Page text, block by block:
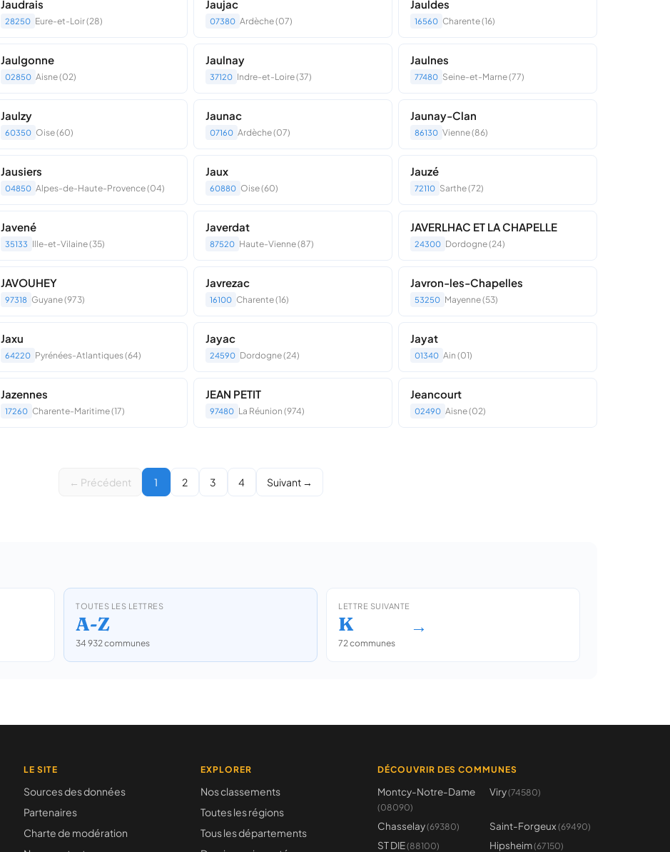
Jaudrais
28250 Eure-et-Loir (28)
Jaujac
07380 Ardèche (07)
Jauldes
16560 Charente (16)
Jaulgonne
02850 Aisne (02)
Jaulnay
37120 Indre-et-Loire (37)
Jaulnes
77480 Seine-et-Marne (77)
Jaulzy
60350 Oise (60)
Jaunac
07160 Ardèche (07)
Jaunay-Clan
86130 Vienne (86)
Jausiers
04850 Alpes-de-Haute-Provence (04)
Jaux
60880 Oise (60)
Jauzé
72110 Sarthe (72)
Javené
35133 Ille-et-Vilaine (35)
Javerdat
87520 Haute-Vienne (87)
JAVERLHAC ET LA CHAPELLE
24300 Dordogne (24)
JAVOUHEY
97318 Guyane (973)
Javrezac
16100 Charente (16)
Javron-les-Chapelles
53250 Mayenne (53)
Jaxu
64220 Pyrénées-Atlantiques (64)
Jayac
24590 Dordogne (24)
Jayat
01340 Ain (01)
Jazennes
17260 Charente-Maritime (17)
JEAN PETIT
97480 La Réunion (974)
Jeancourt
02490 Aisne (02)
← Précédent 1 2 3 4 Suivant →
TOUTES LES LETTRES
A-Z
34 932 communes
LETTRE SUIVANTE
K
72 communes
→
LE SITE
Sources des données
Partenaires
Charte de modération
EXPLORER
Nos classements
Toutes les régions
Tous les départements
DÉCOUVRIR DES COMMUNES
Montcy-Notre-Dame
(08090)
Viry(74580)
Chasselay(69380) Saint-Forgeux (69490)
ST DIE(88100) Hipsheim(67150)